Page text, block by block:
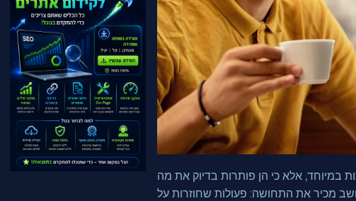
במיוחד, אלא כי הן פותרות בדיוק את מה
מכיר את התחושה: פעולות שחוזרות על